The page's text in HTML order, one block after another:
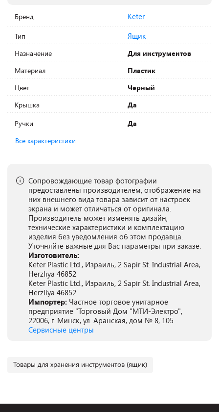
Бренд Keter
Тип Ящик
Назначение
Для инструментов
Материал
Пластик
Цвет
Черный
Крышка
Да
Ручки
Да
Все характеристики
Сопровождающие товар фотографии
предоставлены производителем, отображение на
них внешнего вида товара зависит от настроек
экрана и может отличаться от оригинала.
Производитель может изменять дизайн,
технические характеристики и комплектацию
изделия без уведомления об этом продавца.
Уточняйте важные для Вас параметры при заказе.
Изготовитель:
Keter Plastic Ltd., Израиль, 2 Sapir St. Industrial Area,
Herzliya 46852
Keter Plastic Ltd., Израиль, 2 Sapir St. Industrial Area,
Herzliya 46852
Импортер: Частное торговое унитарное
предприятие "Торговый Дом "МТИ-Электро",
22006, г. Минск, ул. Аранская, дом № 8, 105
Сервисные центры
Товары для хранения инструментов (ящик)